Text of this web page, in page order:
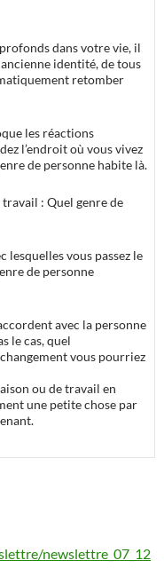
dans votre vie, il
identité, de tous
retomber
les réactions
l’endroit où vous vivez
de personne habite là.
: Quel genre de
lesquelles vous passez le
de personne
avec la personne
le cas, quel
vous pourriez
ou de travail en
une petite chose par
newslettre_07_12